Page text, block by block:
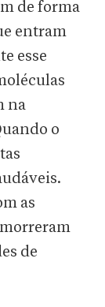
de forma
entram
esse
na
o
as
de